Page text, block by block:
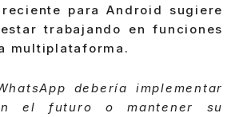
para Android sugiere
trabajando en funciones
multiplataforma.
debería implementar
el futuro o mantener su